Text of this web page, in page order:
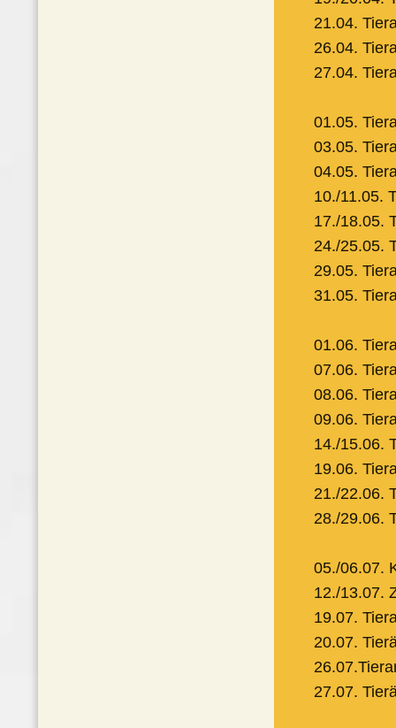
21.04.
26.04.
27.04.
01.05.
03.05.
04.05.
10./11.05.
17./18.05.
24./25.05.
29.05.
31.05.
01.06.
07.06.
08.06.
09.06.
14./15.06.
19.06.
21./22.06.
28./29.06.
05./06.07.
12./13.07.
19.07.
20.07.
27.07.